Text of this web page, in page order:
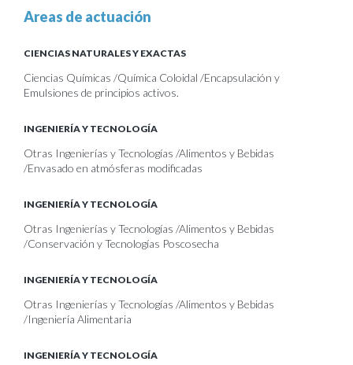
Areas de actuación
CIENCIAS NATURALES Y EXACTAS
Ciencias Químicas /Química Coloidal /Encapsulación y
Emulsiones de principios activos.
INGENIERÍA Y TECNOLOGÍA
Otras Ingenierías y Tecnologías /Alimentos y Bebidas
/Envasado en atmósferas modificadas
INGENIERÍA Y TECNOLOGÍA
Otras Ingenierías y Tecnologías /Alimentos y Bebidas
/Conservación y Tecnologías Poscosecha
INGENIERÍA Y TECNOLOGÍA
Otras Ingenierías y Tecnologías /Alimentos y Bebidas
/Ingeniería Alimentaria
INGENIERÍA Y TECNOLOGÍA